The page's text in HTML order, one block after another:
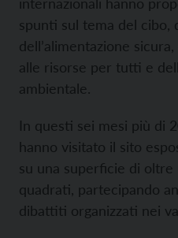
spunti sul tema del cibo,
dell’alimentazione
alle risorse per tutti e
ambientale.
In questi sei mesi più di
hanno visitato il sito
su una superficie di
quadrati, partecipando
dibattiti organizzati nei